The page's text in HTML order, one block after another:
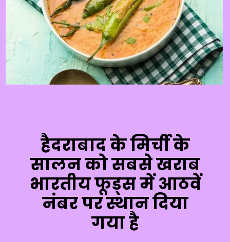
हैदराबाद के मिर्ची के
सालन को सबसे खराब
भारतीय फूड्स में आठवें
नंबर पर स्थान दिया
गया है